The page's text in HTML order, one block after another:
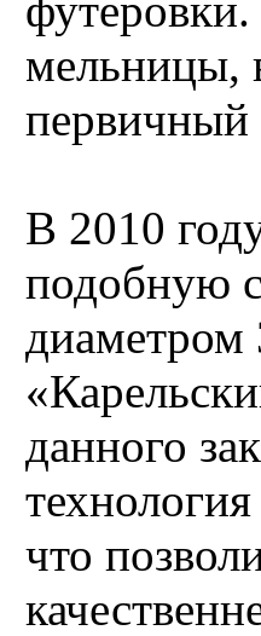
мельницы,
первичный
В 2010
подобную
данного
что